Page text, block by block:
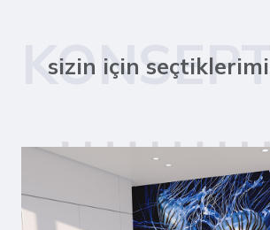
sizin için